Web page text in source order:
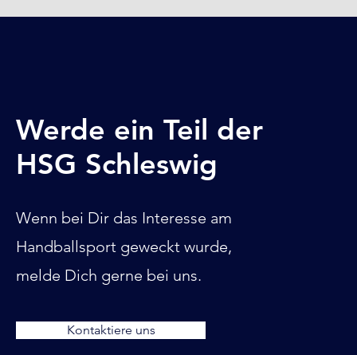
Werde ein Teil der
HSG Schleswig
Wenn bei Dir das Interesse am
Handballsport geweckt wurde,
melde Dich gerne bei uns.
Kontaktiere uns